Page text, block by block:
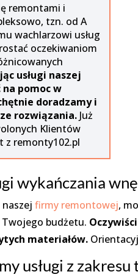
remontami i
tzn. od A
wachlarzowi usług
oczekiwaniom
usługi naszej
pomoc w
doradzamy i
rozwiązania. Już
Klientów
z remonty102.pl
wykańczania
naszej firmy remontowej,
budżetu.
materiałów.
usługi z